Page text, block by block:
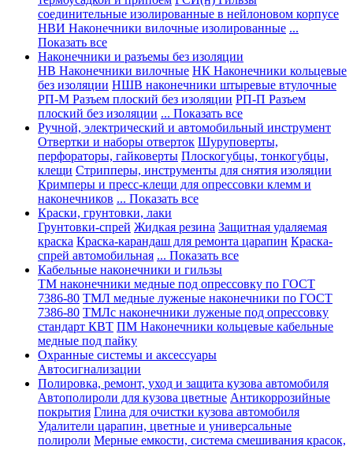
соединительные изолированные в нейлоновом корпусе
НВИ Наконечники вилочные изолированные ...
Показать все
Наконечники и разъемы без изоляции
НВ Наконечники вилочные НК Наконечники кольцевые
без изоляции НШВ наконечники штыревые втулочные
РП-М Разъем плоский без изоляции РП-П Разъем
плоский без изоляции ... Показать все
Ручной, электрический и автомобильный инструмент
Отвертки и наборы отверток Шуруповерты,
перфораторы, гайковерты Плоскогубцы, тонкогубцы,
клещи Стрипперы, инструменты для снятия изоляции
Кримперы и пресс-клещи для опрессовки клемм и
наконечников ... Показать все
Краски, грунтовки, лаки
Грунтовки-спрей Жидкая резина Защитная удаляемая
краска Краска-карандаш для ремонта царапин Краска-
спрей автомобильная ... Показать все
Кабельные наконечники и гильзы
ТМ наконечники медные под опрессовку по ГОСТ
7386-80 ТМЛ медные луженые наконечники по ГОСТ
7386-80 ТМЛс наконечники луженые под опрессовку
стандарт КВТ ПМ Наконечники кольцевые кабельные
медные под пайку
Охранные системы и аксессуары
Автосигнализации
Полировка, ремонт, уход и защита кузова автомобиля
Автополироли для кузова цветные Антикоррозийные
покрытия Глина для очистки кузова автомобиля
Удалители царапин, цветные и универсальные
полироли Мерные емкости, система смешивания красок,